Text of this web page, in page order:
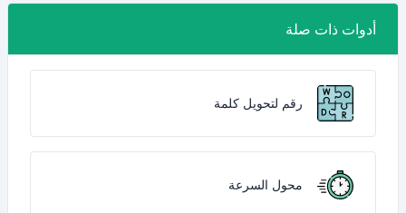
أدوات ذات صلة
رقم لتحويل كلمة
محول السرعة